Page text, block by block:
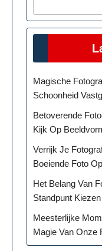
Magische
Schoonheid
Betoverende
Kijk Op
Verrijk Je
Boeiende Foto
Het Belang Van
Standpunt
Meesterlijke
Magie Van Onze